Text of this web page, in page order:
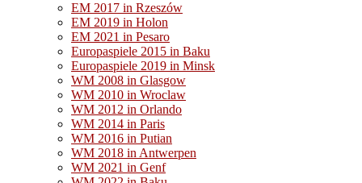
EM 2017 in Rzeszów
EM 2019 in Holon
EM 2021 in Pesaro
Europaspiele 2015 in Baku
Europaspiele 2019 in Minsk
WM 2008 in Glasgow
WM 2010 in Wroclaw
WM 2012 in Orlando
WM 2014 in Paris
WM 2016 in Putian
WM 2018 in Antwerpen
WM 2021 in Genf